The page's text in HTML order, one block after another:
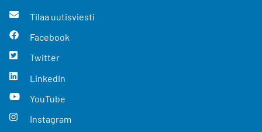
Tilaa uutisviesti
Facebook
Twitter
LinkedIn
YouTube
Instagram